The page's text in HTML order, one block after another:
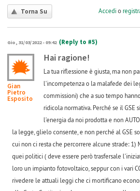
Torna Su Accedio
Gio, 31/03/2022 - 09:42 (Reply to #5)
Gian
Pietro
Esposito
Hai ragione!
La tua riflessione è giusta, ma non
l'incompetenza o la malafede dei
commissioni) che a suo tempo
ridicola normativa. Perché se il GSE
l'energia da noi prodotta e non
la legge, glielo consente, e non perché al GSE
cui non ci resta che percorrere alcune strade: 1)
quei politici ( deve essere però trasfersale
loro un impianto fotovoltaico, seppur con i vari
rivedere le attuali leggi che ci mortificano